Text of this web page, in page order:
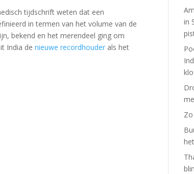
tijdschrift weten dat een
in termen van het volume van de
bekend en het merendeel ging om
India denieuwe recordhouder als het
in